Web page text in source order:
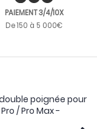
PAIEMENT 3/4/10X
De 150 à 5 000€
poignée pour
/ Pro Max -